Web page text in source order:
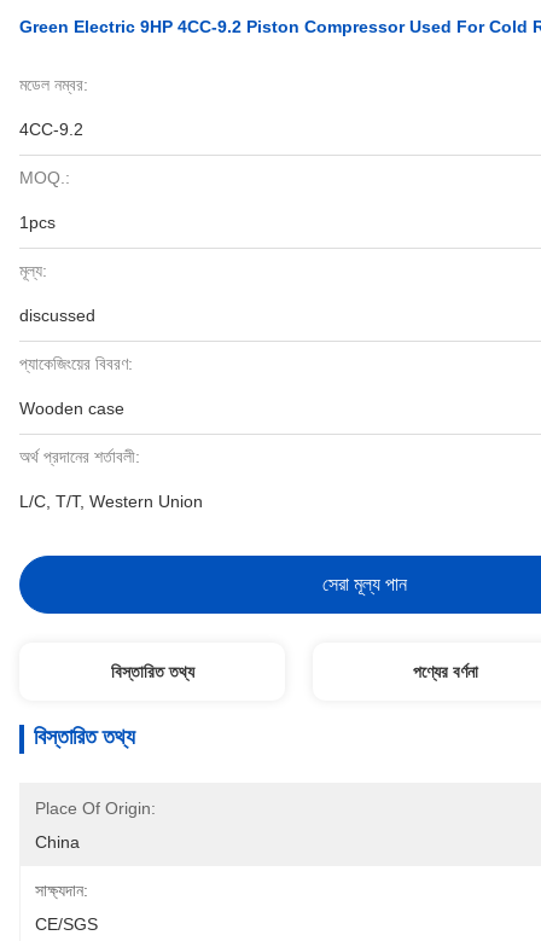
Green Electric 9HP 4CC-9.2 Piston Compressor Used For Cold
মডেল নম্বর:
4CC-9.2
MOQ.:
1pcs
মূল্য:
discussed
প্যাকেজিংয়ের বিবরণ:
Wooden case
অর্থ প্রদানের শর্তাবলী:
L/C, T/T, Western Union
সেরা মূল্য পান
বিস্তারিত তথ্য পণ্যের বর্ণনা
বিস্তারিত তথ্য
Place Of Origin:
China
সাক্ষ্যদান:
CE/SGS